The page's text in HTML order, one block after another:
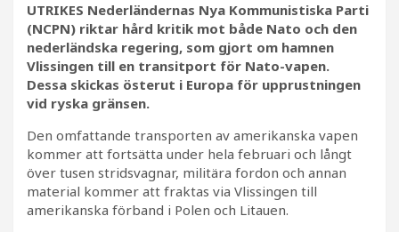
UTRIKES Nederländernas Nya Kommunistiska Parti
(NCPN) riktar hård kritik mot både Nato och den
nederländska regering, som gjort om hamnen
Vlissingen till en transitport för Nato-vapen.
Dessa skickas österut i Europa för upprustningen
vid ryska gränsen.
Den omfattande transporten av amerikanska vapen
kommer att fortsätta under hela februari och långt
över tusen stridsvagnar, militära fordon och annan
material kommer att fraktas via Vlissingen till
amerikanska förband i Polen och Litauen.